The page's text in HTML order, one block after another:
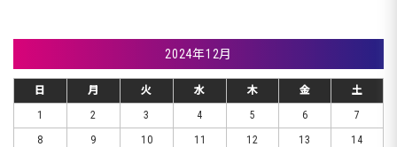
2024年12月
日 月 火 水 木 金
土
1
2 3 4 5 6
7
8
9 10 11 12 13
14